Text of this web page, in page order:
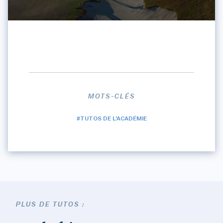
MOTS-CLÉS
#TUTOS DE L'ACADÉMIE
PLUS DE TUTOS :